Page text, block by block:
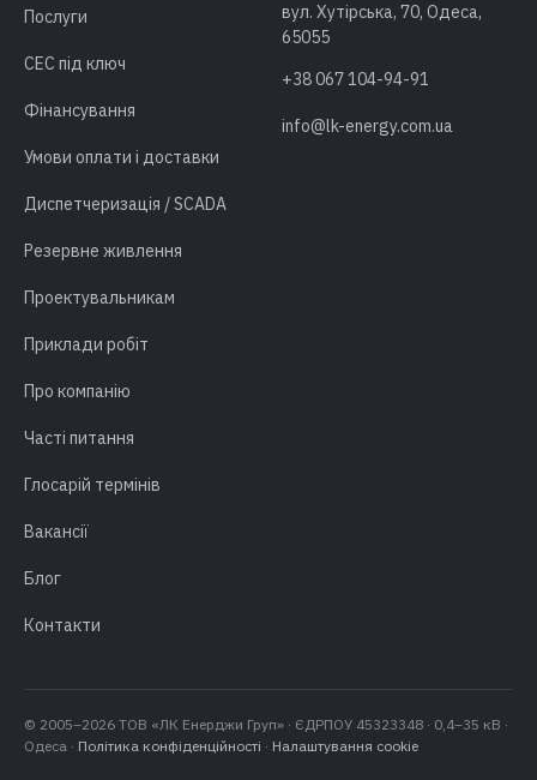
Послуги
СЕС під ключ
Фінансування
Умови оплати і доставки
Диспетчеризація / SCADA
Резервне живлення
Проектувальникам
Приклади робіт
Про компанію
Часті питання
Глосарій термінів
Вакансії
Блог
Контакти
вул. Хутірська, 70, Одеса,
65055
+38 067 104-94-91
info@lk-energy.com.ua
© 2005–2026 ТОВ «ЛК Енерджи Груп» · ЄДРПОУ 45323348 · 0,4–35 кВ ·
Одеса · Політика конфіденційності · Налаштування cookie